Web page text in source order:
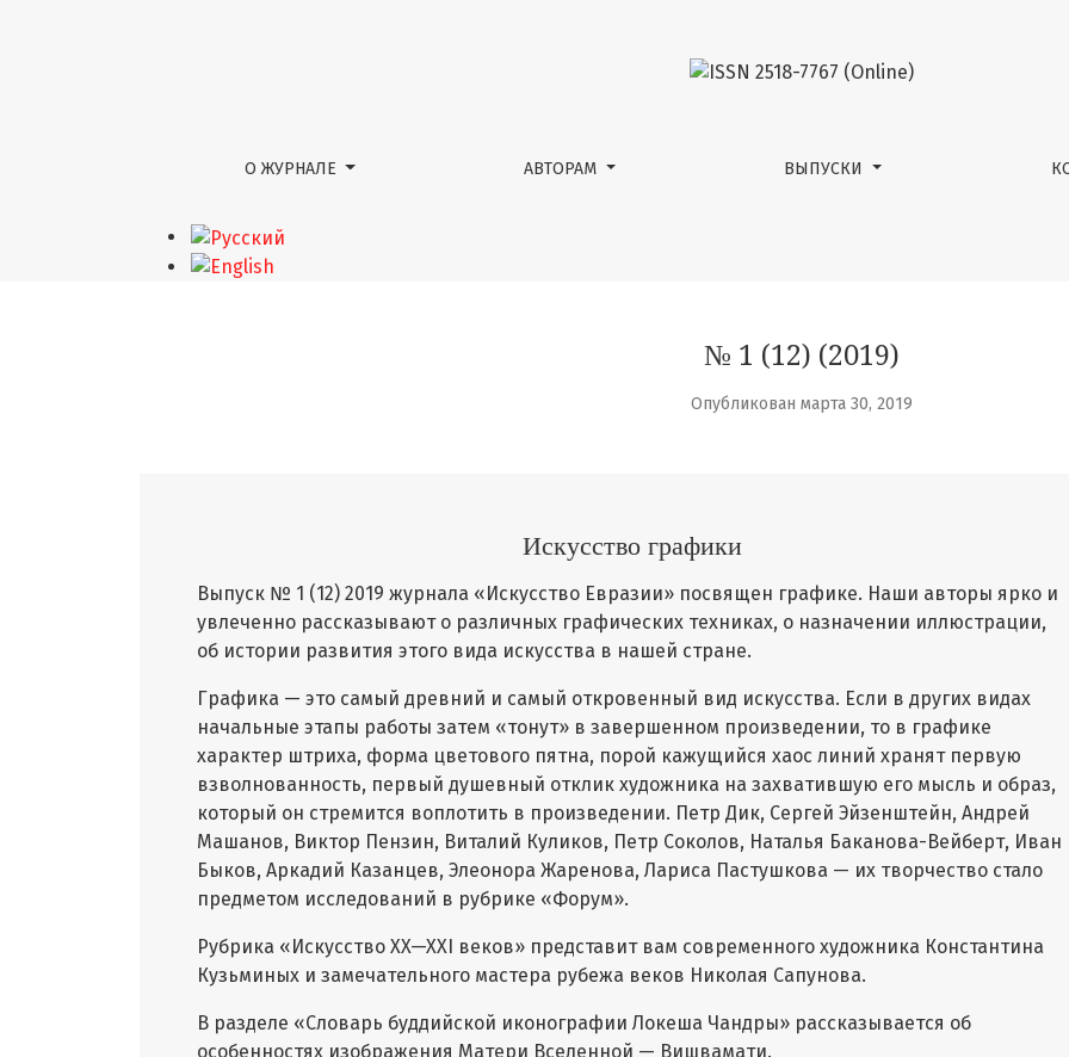
О ЖУРНАЛЕ АВТОРАМ ВЫПУСКИ
№ 1 (12) (2019)
Опубликован марта 30, 2019
Искусство графики
Выпуск № 1 (12) 2019 журнала «Искусство Евразии» посвящен графике. Наши авторы ярко и
увлеченно рассказывают о различных графических техниках, о назначении иллюстрации,
об истории развития этого вида искусства в нашей стране.
Графика — это самый древний и самый откровенный вид искусства. Если в других видах
начальные этапы работы затем «тонут» в завершенном произведении, то в графике
характер штриха, форма цветового пятна, порой кажущийся хаос линий хранят первую
взволнованность, первый душевный отклик художника на захватившую его мысль и образ,
который он стремится воплотить в произведении. Петр Дик, Сергей Эйзенштейн, Андрей
Машанов, Виктор Пензин, Виталий Куликов, Петр Соколов, Наталья Баканова-Вейберт, Иван
Быков, Аркадий Казанцев, Элеонора Жаренова, Лариса Пастушкова — их творчество стало
предметом исследований в рубрике «Форум».
Рубрика «Искусство XX—XXI веков» представит вам современного художника Константина
Кузьминых и замечательного мастера рубежа веков Николая Сапунова.
В разделе «Словарь буддийской иконографии Локеша Чандры» рассказывается об
особенностях изображения Матери Вселенной — Вишвамати.